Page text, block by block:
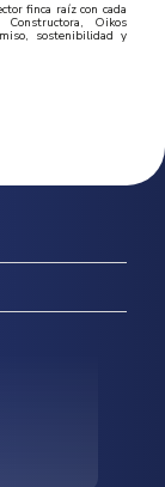
finca raíz con cada
Oikos
sostenibilidad y